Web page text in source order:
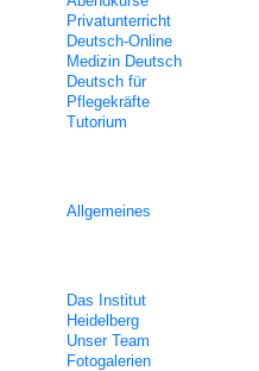
Privatunterricht
Deutsch-Online
Medizin Deutsch
Deutsch für
Pflegekräfte
Tutorium
Allgemeines
Das Institut
Heidelberg
Unser Team
Fotogalerien